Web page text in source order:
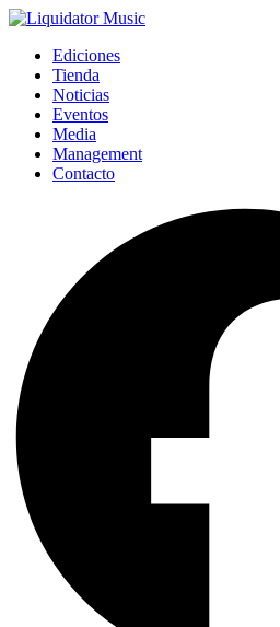
Ediciones
Tienda
Noticias
Eventos
Media
Management
Contacto